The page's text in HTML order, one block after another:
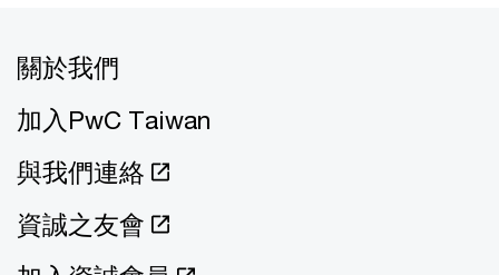
關於我們
加入PwC Taiwan
與我們連絡
資誠之友會